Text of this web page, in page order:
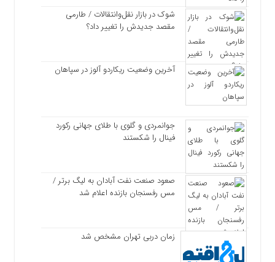
شوک در بازار نقل‌وانتقالات / طارمی
مقصد جدیدش را تغییر داد؟
آخرین وضعیت ریکاردو آلوز در سپاهان
جوانمردی و گلوی با طلای جهانی رکورد
فینال را شکستند
صعود صنعت نفت آبادان به لیگ برتر /
مس رفسنجان بازنده اعلام شد
زمان دربی تهران مشخص شد